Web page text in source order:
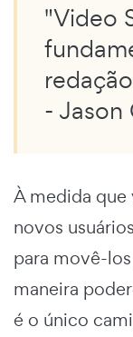
"Video
- Jason
À medida
novos
para movê-
maneira
é o único